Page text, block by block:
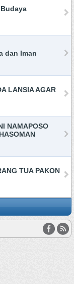
dan Iman
LANSIA AGAR
NAMAPOSO
TUA PAKON